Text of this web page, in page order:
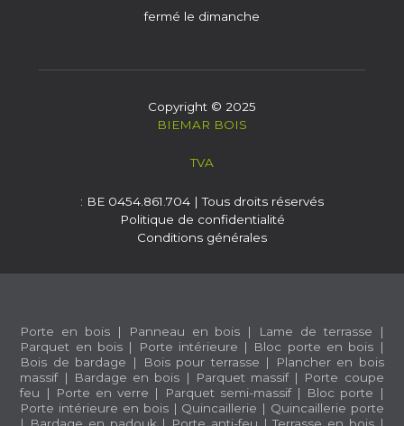
fermé le dimanche
Copyright © 2025
BIEMAR BOIS
TVA
: BE 0454.861.704 | Tous droits réservés
Politique de confidentialité
Conditions générales
Porte en bois | Panneau en bois | Lame de terrasse |
Parquet en bois | Porte intérieure | Bloc porte en bois |
Bois de bardage | Bois pour terrasse |
Plancher en bois
massif| Bardage en bois | Parquet massif|
Porte coupe
feu | Porte en verre | Parquet semi-massif| Bloc porte |
Porte intérieure en bois| Quincaillerie | Quincaillerie porte
|
Bardage en padouk | Porte anti-feu |Terrasse en bois|